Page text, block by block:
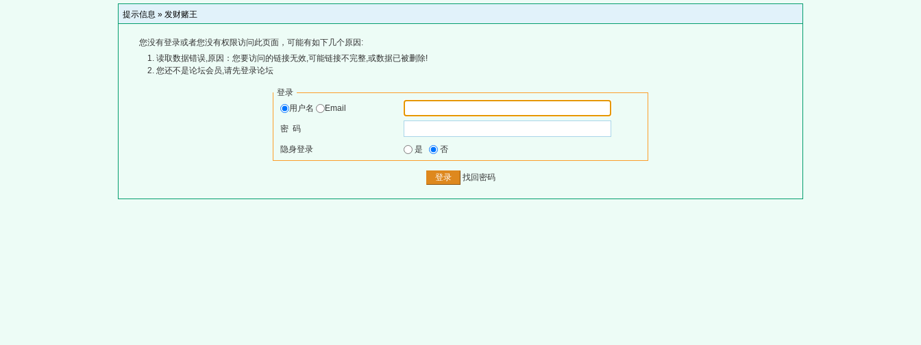
提示信息 » 发财赌王
您没有登录或者您没有权限访问此页面，可能有如下几个原因:
读取数据错误,原因：您要访问的链接无效,可能链接不完整,或数据已被删除!
您还不是论坛会员,请先登录论坛
登录
用户名
Email
密 码
隐身登录 是 否
找回密码